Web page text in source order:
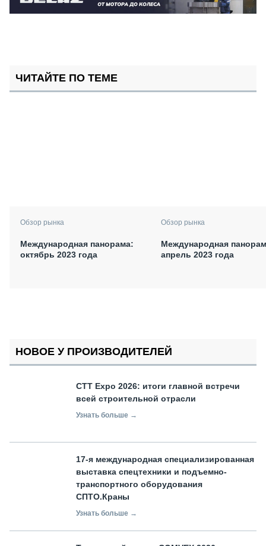
ЧИТАЙТЕ ПО ТЕМЕ
Обзор рынка
Международная панорама:
октябрь 2023 года
Обзор рынка
Международная
апрель 2023 года
НОВОЕ У ПРОИЗВОДИТЕЛЕЙ
СТТ Expo 2026: итоги главной встречи
всей строительной отрасли
Узнать больше →
17-я международная специализированная
выставка спецтехники и подъемно-
транспортного оборудования
СПТО.Краны
Узнать больше →